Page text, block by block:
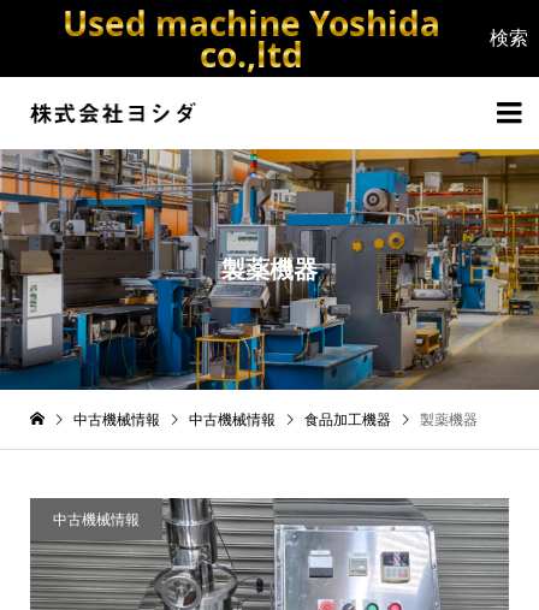
Used machine Yoshida
co.,ltd


製薬機器
中古機械情報 中古機械情報 食品加工機器 製薬機器
中古機械情報